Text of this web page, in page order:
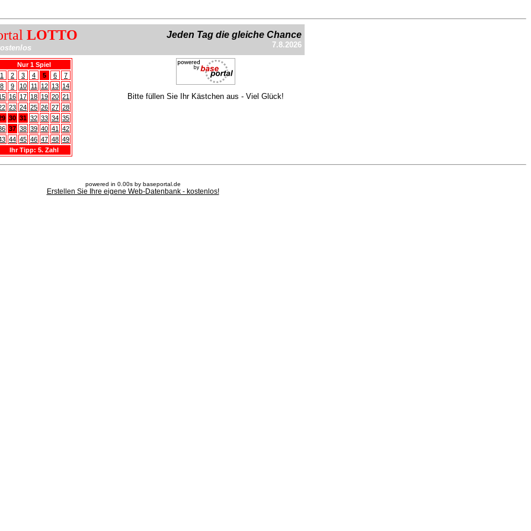
LOTTO Jeden Tag die gleiche Chance
7.8.2026
Nur 1 Spiel
1
2 3 4 5 6
7
8
9 10 11 12 13 14
16 17 18 19 20 21
23 24 25 26 27 28
30 31 32 33 34 35
37 38 39 40 41
42
44 45 46 47 48 49
Ihr Tipp: 5. Zahl
Bitte füllen Sie Ihr Kästchen aus - Viel Glück!
powered in 0.00s by baseportal.de
Erstellen Sie Ihre eigene Web-Datenbank - kostenlos!